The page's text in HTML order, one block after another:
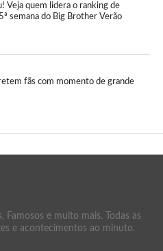
Veja quem lidera o ranking de
semana do Big Brother Verão
fãs com momento de grande
Famosos e muito mais. Todas as
e acontecimentos ao minuto.